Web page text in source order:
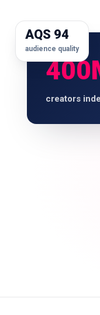
creators
AQS 94
audience quality